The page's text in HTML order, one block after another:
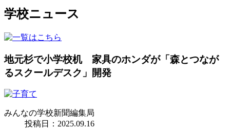
学校ニュース
地元杉で小学校机 家具のホンダが「森とつなが
るスクールデスク」開発
みんなの学校新聞編集局
投稿日：2025.09.16